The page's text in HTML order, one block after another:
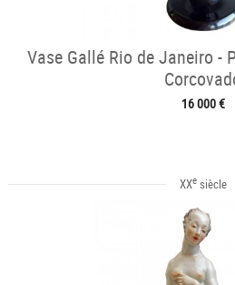
Vase Gallé Rio de Janeiro -
16 000 €
XXesiècle